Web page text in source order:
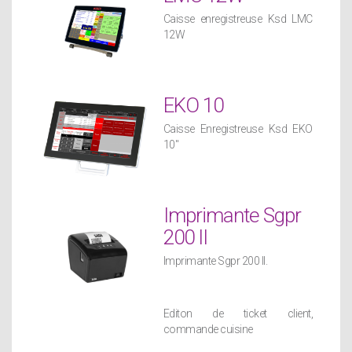
Caisse enregistreuse Ksd LMC
12W
EKO 10
Caisse Enregistreuse Ksd EKO
10"
Imprimante Sgpr
200 II
Imprimante Sgpr 200 II.
Editon de ticket client,
commande cuisine